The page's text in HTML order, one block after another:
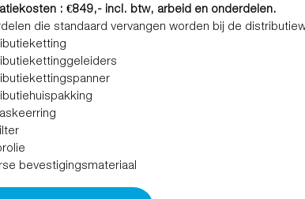
: €849,- incl. btw, arbeid en onderdelen.
die standaard vervangen worden bij de
bevestigingsmateriaal